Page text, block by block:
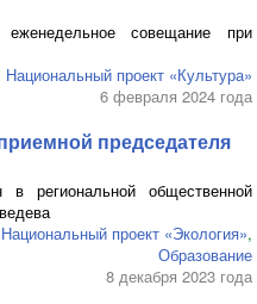
совещание при
Национальный проект «Культура»
6 февраля 2024 года
председателя
региональной общественной
Национальный проект «Экология»,
Образование
8 декабря 2023 года